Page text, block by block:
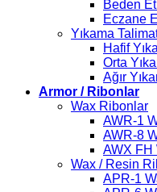
Beden
Eczane
Yıkama
Hafif
Orta
Ağır
Armor / Ribonlar
Wax Ribonlar
AWR-1
AWR-8
AWX FH
Wax / Resin
APR-1